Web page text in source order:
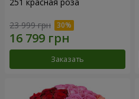
23 999 грн
Заказать